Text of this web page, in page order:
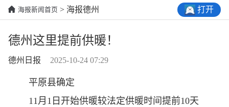
海报新闻首页 > 海报德州 打开
德州这里提前供暖！
德州日报 2025-10-24 07:29
平原县确定
11月1日开始供暖较法定供暖时间提前10天